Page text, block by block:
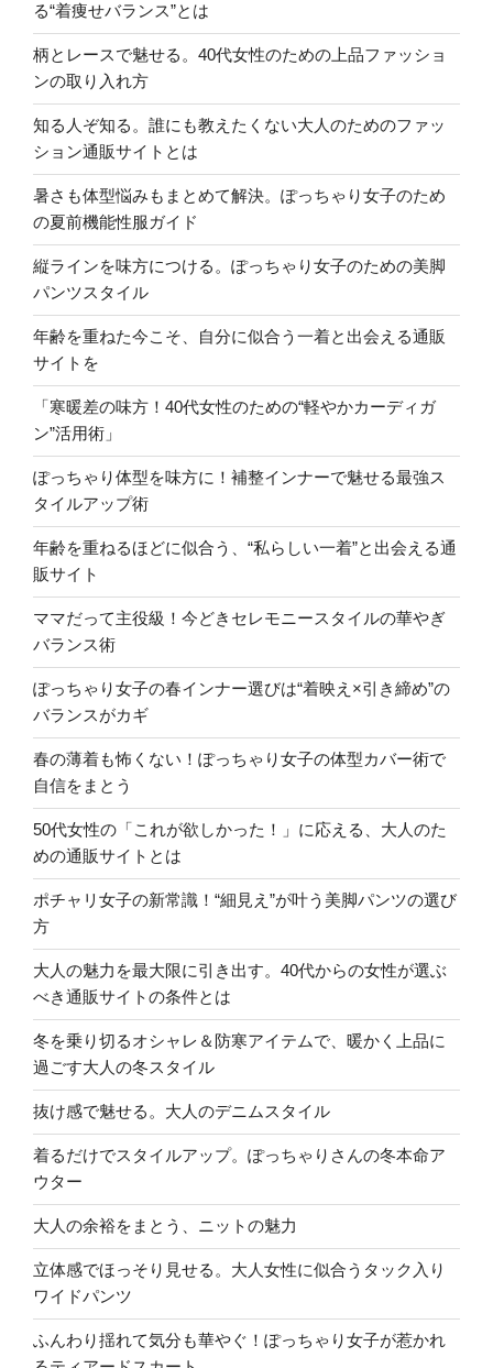
る“着痩せバランス”とは
柄とレースで魅せる。40代女性のための上品ファッショ
ンの取り入れ方
知る人ぞ知る。誰にも教えたくない大人のためのファッ
ション通販サイトとは
暑さも体型悩みもまとめて解決。ぽっちゃり女子のため
の夏前機能性服ガイド
縦ラインを味方につける。ぽっちゃり女子のための美脚
パンツスタイル
年齢を重ねた今こそ、自分に似合う一着と出会える通販
サイトを
「寒暖差の味方！40代女性のための“軽やかカーディガ
ン”活用術」
ぽっちゃり体型を味方に！補整インナーで魅せる最強ス
タイルアップ術
年齢を重ねるほどに似合う、“私らしい一着”と出会える通
販サイト
ママだって主役級！今どきセレモニースタイルの華やぎ
バランス術
ぽっちゃり女子の春インナー選びは“着映え×引き締め”の
バランスがカギ
春の薄着も怖くない！ぽっちゃり女子の体型カバー術で
自信をまとう
50代女性の「これが欲しかった！」に応える、大人のた
めの通販サイトとは
ポチャリ女子の新常識！“細見え”が叶う美脚パンツの選び
方
大人の魅力を最大限に引き出す。40代からの女性が選ぶ
べき通販サイトの条件とは
冬を乗り切るオシャレ＆防寒アイテムで、暖かく上品に
過ごす大人の冬スタイル
抜け感で魅せる。大人のデニムスタイル
着るだけでスタイルアップ。ぽっちゃりさんの冬本命ア
ウター
大人の余裕をまとう、ニットの魅力
立体感でほっそり見せる。大人女性に似合うタック入り
ワイドパンツ
ふんわり揺れて気分も華やぐ！ぽっちゃり女子が惹かれ